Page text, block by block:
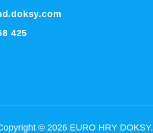
425
© 2026 EURO HRY DOKSY.